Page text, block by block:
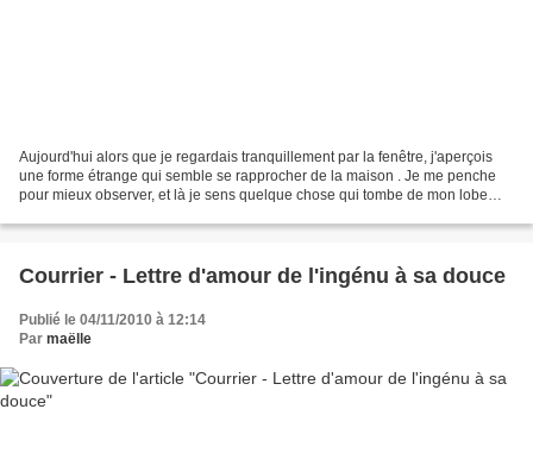
Aujourd'hui alors que je regardais tranquillement par la fenêtre, j'aperçois
une forme étrange qui semble se rapprocher de la maison . Je me penche
pour mieux observer, et là je sens quelque chose qui tombe de mon lobe
Courrier - Lettre d'amour de l'ingénu à sa douce
Publié le 04/11/2010 à 12:14
Par maëlle